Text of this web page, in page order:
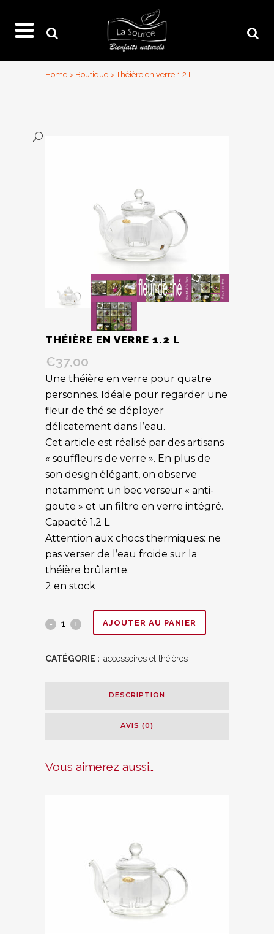
Home > Boutique >Théière en verre 1.2 L
THÉIÈRE EN VERRE 1.2 L
€37,00
Une théière en verre pour quatre
personnes. Idéale pour regarder une
fleur de thé se déployer
délicatement dans l’eau.
Cet article est réalisé par des artisans
« souffleurs de verre ». En plus de
son design élégant, on observe
notamment un bec verseur « anti-
goute » et un filtre en verre intégré.
Capacité 1.2 L
Attention aux chocs thermiques: ne
pas verser de l’eau froide sur la
théière brûlante.
2 en stock
Théière
AJOUTER AU PANIER
CATÉGORIE : accessoires et théières
DESCRIPTION
AVIS (0)
Vous aimerez aussi…